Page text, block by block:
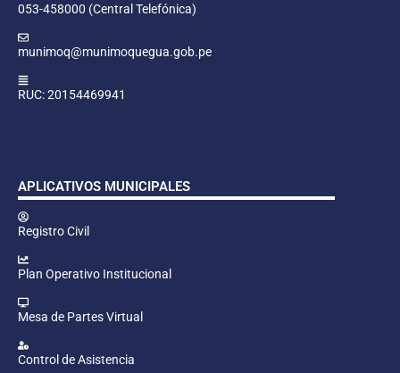
053-458000 (Central Telefónica)
munimoq@munimoquegua.gob.pe
RUC: 20154469941
APLICATIVOS MUNICIPALES
Registro Civil
Plan Operativo Institucional
Mesa de Partes Virtual
Control de Asistencia